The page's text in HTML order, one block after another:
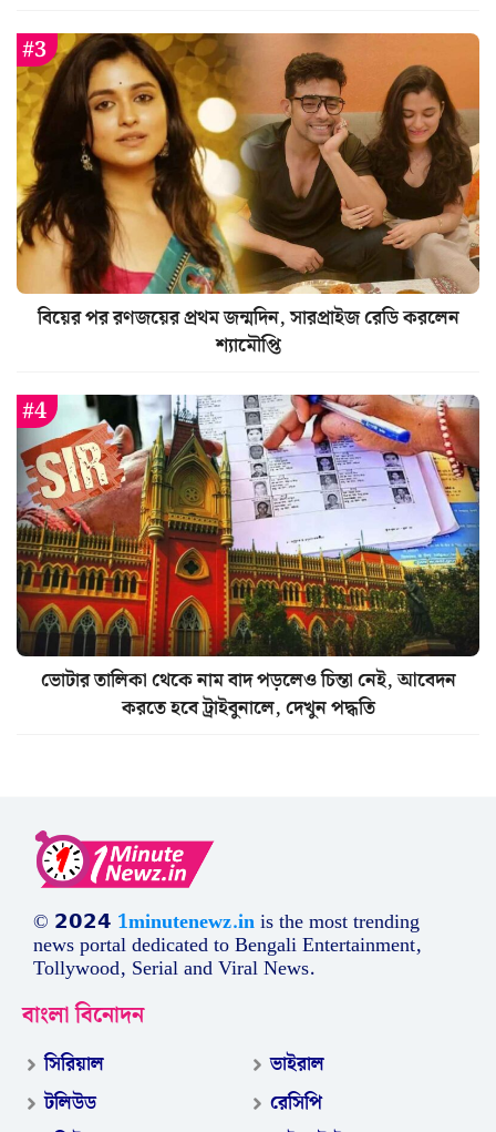
বিয়ের পর রণজয়ের প্রথম জন্মদিন, সারপ্রাইজ রেডি করলেন
শ্যামৌপ্তি
ভোটার তালিকা থেকে নাম বাদ পড়লেও চিন্তা নেই, আবেদন
করতে হবে ট্রাইবুনালে, দেখুন পদ্ধতি
© 𝟮𝟬𝟮𝟰 1minutenewz.inis the most trending
news portal dedicated to Bengali Entertainment,
Tollywood, Serial and Viral News.
বাংলা বিনোদন
সিরিয়াল
টলিউড
ভাইরাল
রেসিপি